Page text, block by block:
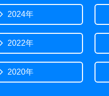
2024年
2022年
2020年